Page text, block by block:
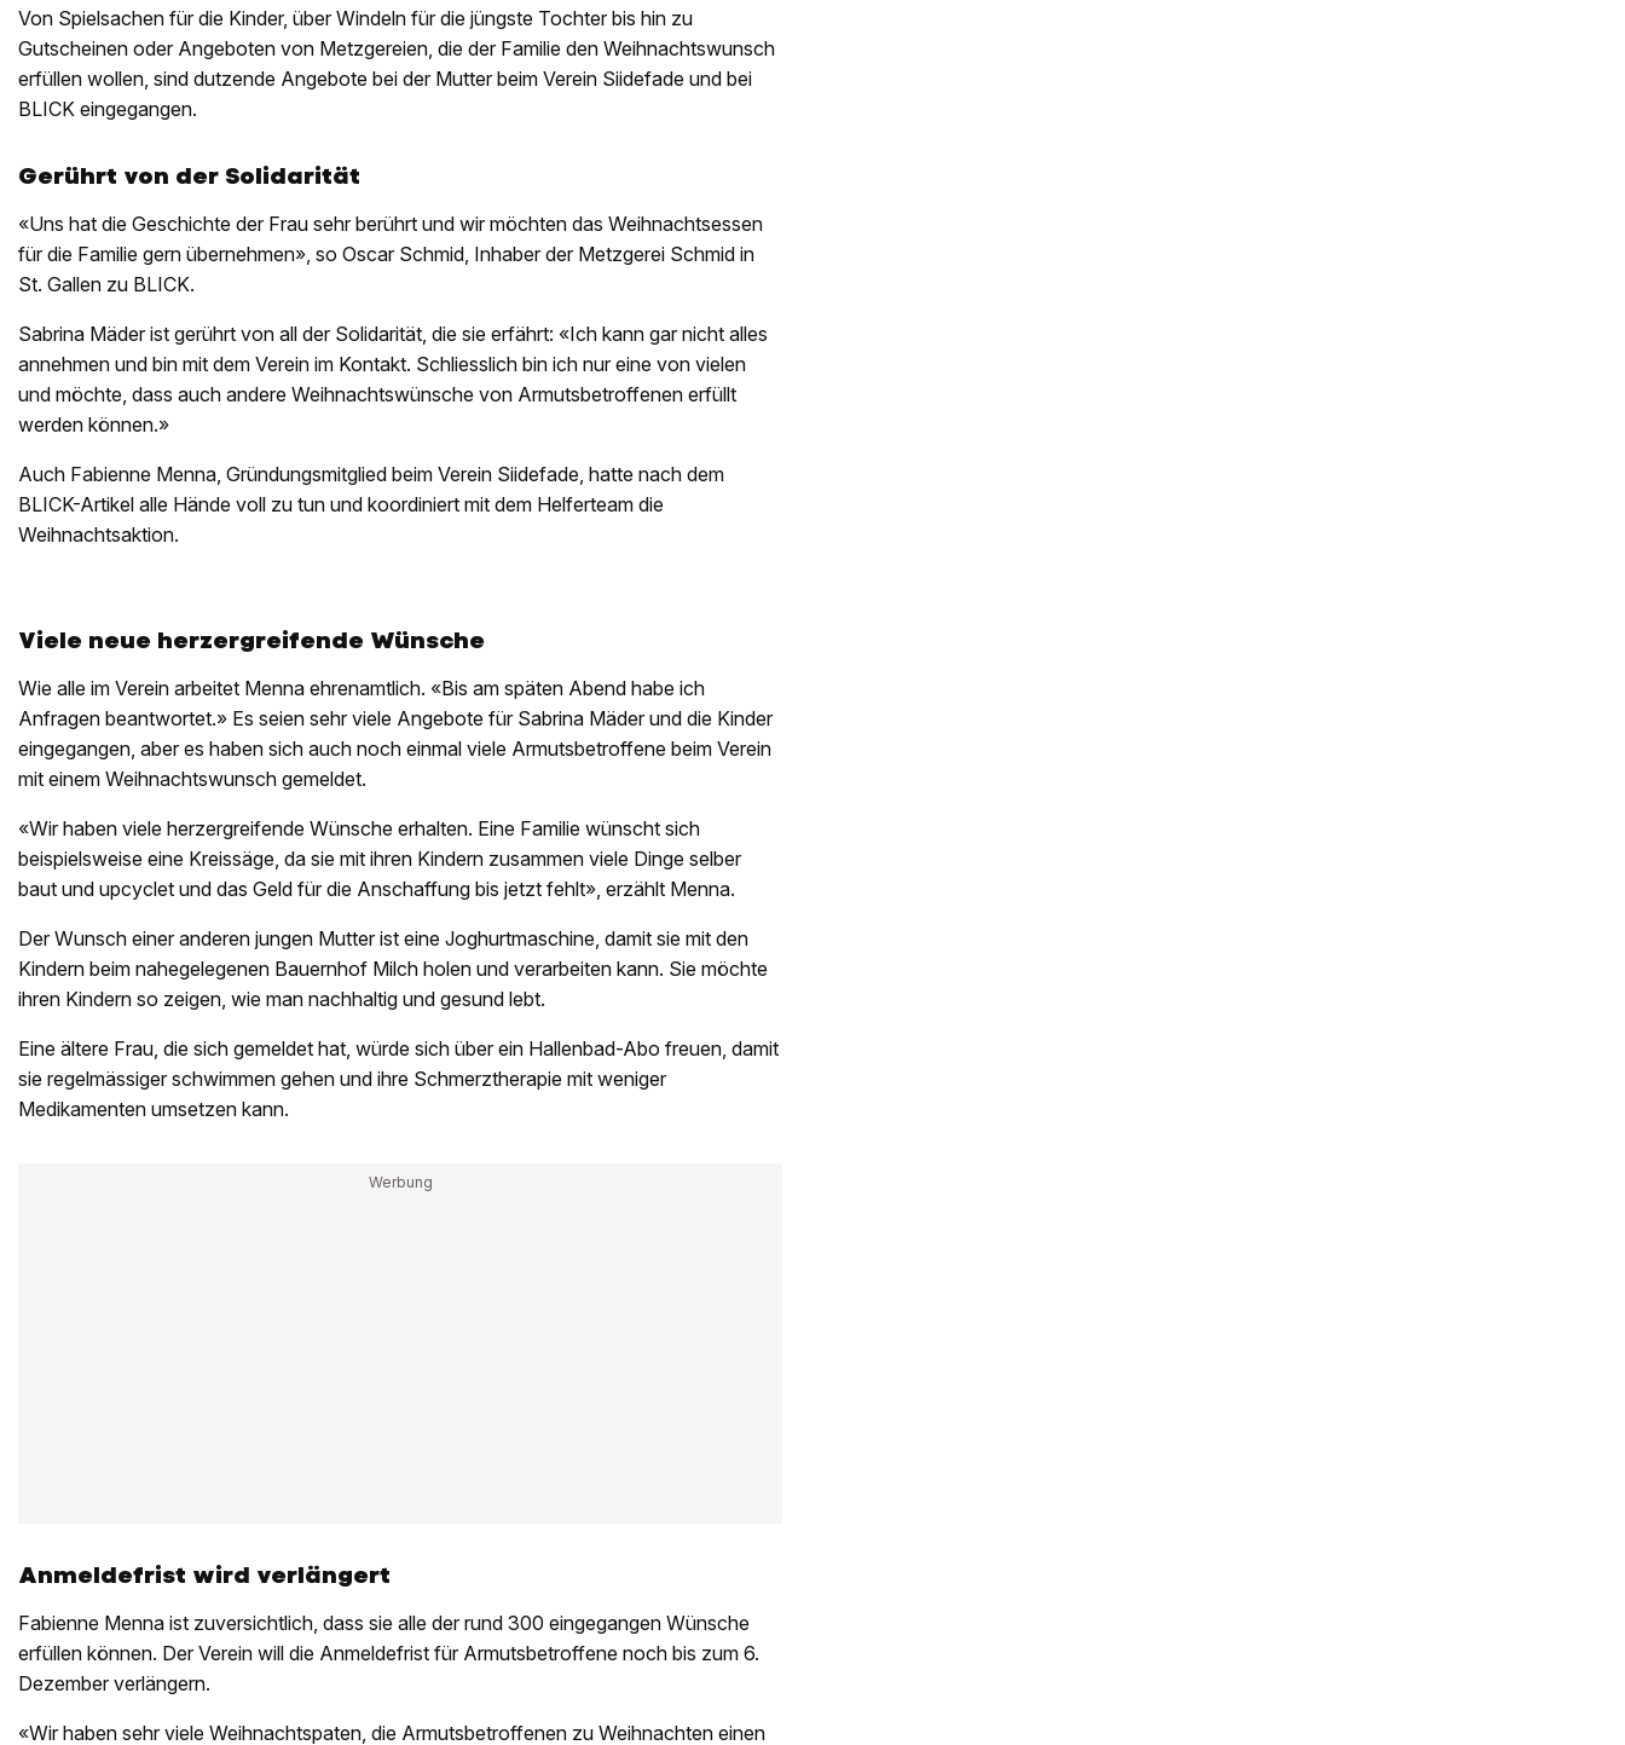
Von Spielsachen für die Kinder, über Windeln für die jüngste Tochter bis hin zu
Gutscheinen oder Angeboten von Metzgereien, die der Familie den Weihnachtswunsch
erfüllen wollen, sind dutzende Angebote bei der Mutter beim Verein Siidefade und bei
BLICK eingegangen.
Gerührt von der Solidarität
«Uns hat die Geschichte der Frau sehr berührt und wir möchten das Weihnachtsessen
für die Familie gern übernehmen», so Oscar Schmid, Inhaber der Metzgerei Schmid in
St. Gallen zu BLICK.
Sabrina Mäder ist gerührt von all der Solidarität, die sie erfährt: «Ich kann gar nicht alles
annehmen und bin mit dem Verein im Kontakt. Schliesslich bin ich nur eine von vielen
und möchte, dass auch andere Weihnachtswünsche von Armutsbetroffenen erfüllt
werden können.»
Auch Fabienne Menna, Gründungsmitglied beim Verein Siidefade, hatte nach dem
BLICK-Artikel alle Hände voll zu tun und koordiniert mit dem Helferteam die
Weihnachtsaktion.
Viele neue herzergreifende Wünsche
Wie alle im Verein arbeitet Menna ehrenamtlich. «Bis am späten Abend habe ich
Anfragen beantwortet.» Es seien sehr viele Angebote für Sabrina Mäder und die Kinder
eingegangen, aber es haben sich auch noch einmal viele Armutsbetroffene beim Verein
mit einem Weihnachtswunsch gemeldet.
«Wir haben viele herzergreifende Wünsche erhalten. Eine Familie wünscht sich
beispielsweise eine Kreissäge, da sie mit ihren Kindern zusammen viele Dinge selber
baut und upcyclet und das Geld für die Anschaffung bis jetzt fehlt», erzählt Menna.
Der Wunsch einer anderen jungen Mutter ist eine Joghurtmaschine, damit sie mit den
Kindern beim nahegelegenen Bauernhof Milch holen und verarbeiten kann. Sie möchte
ihren Kindern so zeigen, wie man nachhaltig und gesund lebt.
Eine ältere Frau, die sich gemeldet hat, würde sich über ein Hallenbad-Abo freuen, damit
sie regelmässiger schwimmen gehen und ihre Schmerztherapie mit weniger
Medikamenten umsetzen kann.
Anmeldefrist wird verlängert
Fabienne Menna ist zuversichtlich, dass sie alle der rund 300 eingegangen Wünsche
erfüllen können. Der Verein will die Anmeldefrist für Armutsbetroffene noch bis zum 6.
Dezember verlängern.
«Wir haben sehr viele Weihnachtspaten, die Armutsbetroffenen zu Weihnachten einen